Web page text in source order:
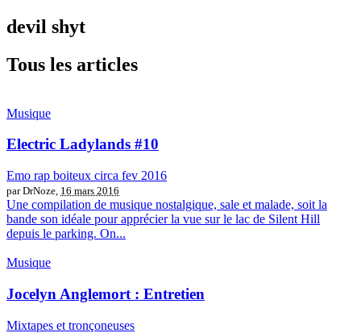
devil shyt
Tous les articles
Musique
Electric Ladylands #10
Emo rap boiteux circa fev 2016
par DrNoze, 16 mars 2016
Une compilation de musique nostalgique, sale et malade, soit la
bande son idéale pour apprécier la vue sur le lac de Silent Hill
depuis le parking. On...
Musique
Jocelyn Anglemort : Entretien
Mixtapes et tronçoneuses